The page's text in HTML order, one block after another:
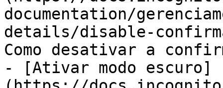
documentation/
details/disable-
Como desativar a
- [Ativar modo escuro]